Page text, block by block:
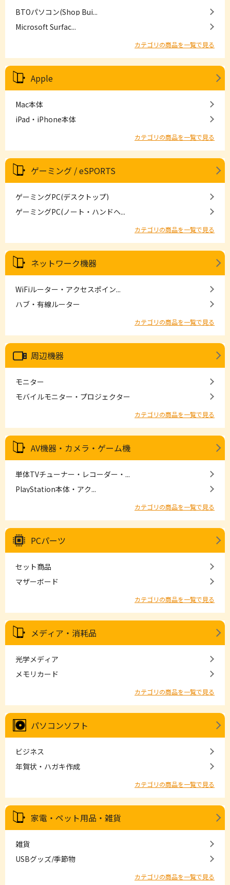
BTOパソコン(Shop Bui...
Microsoft Surfac...
カテゴリの商品を一覧で見る
Apple
Mac本体
iPad・iPhone本体
カテゴリの商品を一覧で見る
ゲーミング / eSPORTS
ゲーミングPC(デスクトップ)
ゲーミングPC(ノート・ハンドヘ...
カテゴリの商品を一覧で見る
ネットワーク機器
WiFiルーター・アクセスポイン...
ハブ・有線ルーター
カテゴリの商品を一覧で見る
周辺機器
モニター
モバイルモニター・プロジェクター
カテゴリの商品を一覧で見る
AV機器・カメラ・ゲーム機
単体TVチューナー・レコーダー・...
PlayStation本体・アク...
カテゴリの商品を一覧で見る
PCパーツ
セット商品
マザーボード
カテゴリの商品を一覧で見る
メディア・消耗品
光学メディア
メモリカード
カテゴリの商品を一覧で見る
パソコンソフト
ビジネス
年賀状・ハガキ作成
カテゴリの商品を一覧で見る
家電・ペット用品・雑貨
雑貨
USBグッズ/季節物
カテゴリの商品を一覧で見る